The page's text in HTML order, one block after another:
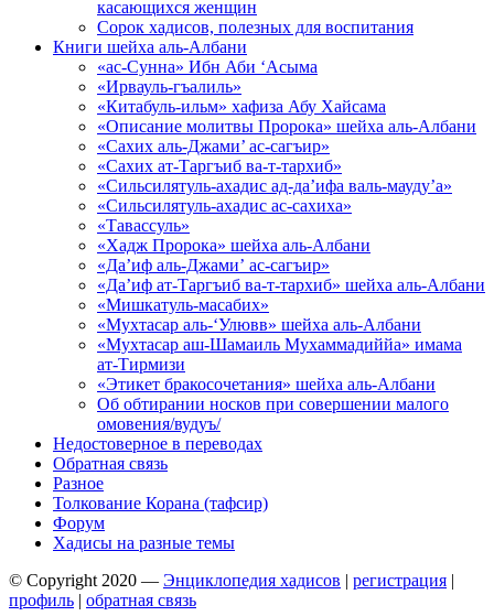
касающихся женщин
Сорок хадисов, полезных для воспитания
Книги шейха аль-Албани
«ас-Сунна» Ибн Аби ‘Асыма
«Ирвауль-гъалиль»
«Китабуль-ильм» хафиза Абу Хайсама
«Описание молитвы Пророка» шейха аль-Албани
«Сахих аль-Джами’ ас-сагъир»
«Сахих ат-Таргъиб ва-т-тархиб»
«Сильсилятуль-ахадис ад-да’ифа валь-мауду’а»
«Сильсилятуль-ахадис ас-сахиха»
«Тавассуль»
«Хадж Пророка» шейха аль-Албани
«Да’иф аль-Джами’ ас-сагъир»
«Да’иф ат-Таргъиб ва-т-тархиб» шейха аль-Албани
«Мишкатуль-масабих»
«Мухтасар аль-‘Улювв» шейха аль-Албани
«Мухтасар аш-Шамаиль Мухаммадиййа» имама
ат-Тирмизи
«Этикет бракосочетания» шейха аль-Албани
Об обтирании носков при совершении малого
омовения/вудуъ/
Недостоверное в переводах
Обратная связь
Разное
Толкование Корана (тафсир)
Форум
Хадисы на разные темы
© Copyright 2020 — Энциклопедия хадисов | регистрация |
профиль | обратная связь